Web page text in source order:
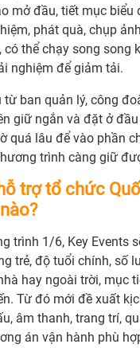
mở đầu, tiết mục biểu
phát quà, chụp
thể chạy song song
nghiệm để giảm tải.
từ ban quản lý, công
giữ ngắn và đặt ở
quá lâu để vào phần
trình càng giữ
trợ tổ chức
trình 1/6, Key Events
trẻ, độ tuổi chính, số
hay ngoài trời, mục
Từ đó mới đề xuất
âm thanh, trang trí,
án vận hành phù